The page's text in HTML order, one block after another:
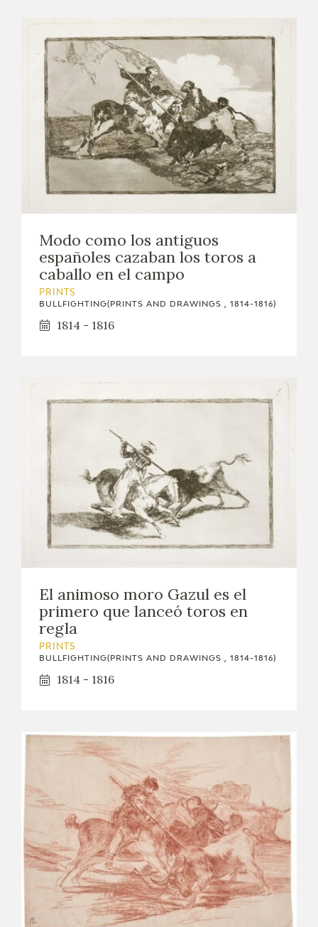
Modo como los antiguos
españoles cazaban los toros a
caballo en el campo
PRINTS
BULLFIGHTING(PRINTS AND DRAWINGS , 1814-1816)
1814 - 1816
El animoso moro Gazul es el
primero que lanceó toros en
regla
PRINTS
BULLFIGHTING(PRINTS AND DRAWINGS , 1814-1816)
1814 - 1816